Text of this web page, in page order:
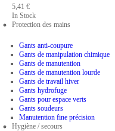
5,41 €
In Stock
Protection des mains
Gants anti-coupure
Gants de manipulation chimique
Gants de manutention
Gants de manutention lourde
Gants de travail hiver
Gants hydrofuge
Gants pour espace verts
Gants soudeurs
Manutention fine précision
Hygiène / secours